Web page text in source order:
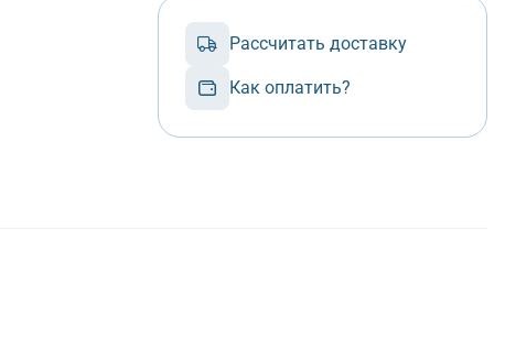
Рассчитать доставку
Как оплатить?